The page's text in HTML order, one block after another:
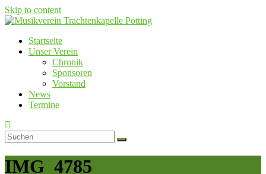
Skip to content
Musikverein Trachtenkapelle Pötting
Startseite
Unser Verein
Chronik
Sponsoren
Vorstand
News
Termine
IMG_4785